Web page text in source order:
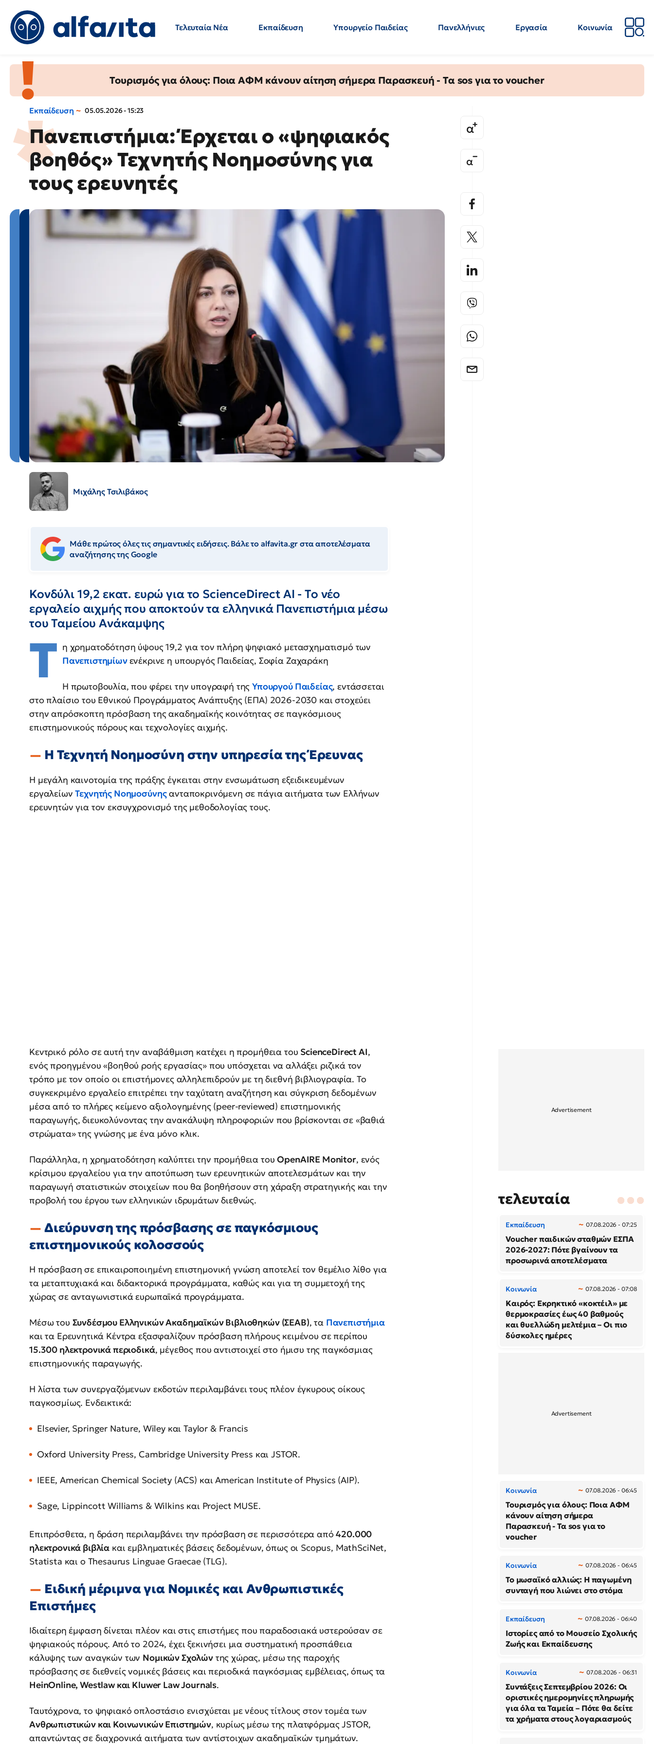
Τελευταία Νέα Εκπαίδευση Υπουργείο Παιδείας Πανελλήνιες Εργασία
Κοινωνία
Τουρισμός για όλους: Ποια ΑΦΜ κάνουν αίτηση σήμερα Παρασκευή - Τα sos για το voucher
Εκπαίδευση 05.05.2026 - 15:23
Πανεπιστήμια: Έρχεται ο «ψηφιακός
βοηθός» Τεχνητής Νοημοσύνης για
τους ερευνητές
Μιχάλης Τσιλιβάκος
Μάθε πρώτος όλες τις σημαντικές ειδήσεις. Βάλε το alfavita.gr στα αποτελέσματα
αναζήτησης της Google
Κονδύλι 19,2 εκατ. ευρώ για το ScienceDirect AI - Το νέο
εργαλείο αιχμής που αποκτούν τα ελληνικά Πανεπιστήμια μέσω
του Ταμείου Ανάκαμψης
Τ η χρηματοδότηση ύψους 19,2 για τον πλήρη ψηφιακό μετασχηματισμό των
Πανεπιστημίωνενέκρινε η υπουργός Παιδείας, Σοφία Ζαχαράκη
Η πρωτοβουλία, που φέρει την υπογραφή τηςΥπουργού Παιδείας, εντάσσεται
στο πλαίσιο του Εθνικού Προγράμματος Ανάπτυξης (ΕΠΑ) 2026-2030 και στοχεύει
στην απρόσκοπτη πρόσβαση της ακαδημαϊκής κοινότητας σε παγκόσμιους
επιστημονικούς πόρους και τεχνολογίες αιχμής.
Η Τεχνητή Νοημοσύνη στην υπηρεσία της Έρευνας
Η μεγάλη καινοτομία της πράξης έγκειται στην ενσωμάτωση εξειδικευμένων
εργαλείωνΤεχνητής Νοημοσύνηςανταποκρινόμενη σε πάγια αιτήματα των Ελλήνων
ερευνητών για τον εκσυγχρονισμό της μεθοδολογίας τους.
Κεντρικό ρόλο σε αυτή την αναβάθμιση κατέχει η προμήθεια του ScienceDirect AI,
ενός προηγμένου «βοηθού ροής εργασίας» που υπόσχεται να αλλάξει ριζικά τον
τρόπο με τον οποίο οι επιστήμονες αλληλεπιδρούν με τη διεθνή βιβλιογραφία. Το
συγκεκριμένο εργαλείο επιτρέπει την ταχύτατη αναζήτηση και σύγκριση δεδομένων
μέσα από το πλήρες κείμενο αξιολογημένης (peer-reviewed) επιστημονικής
παραγωγής, διευκολύνοντας την ανακάλυψη πληροφοριών που βρίσκονται σε «βαθιά
στρώματα» της γνώσης με ένα μόνο κλικ.
Παράλληλα, η χρηματοδότηση καλύπτει την προμήθεια τουOpenAIRE Monitor, ενός
κρίσιμου εργαλείου για την αποτύπωση των ερευνητικών αποτελεσμάτων και την
παραγωγή στατιστικών στοιχείων που θα βοηθήσουν στη χάραξη στρατηγικής και την
προβολή του έργου των ελληνικών ιδρυμάτων διεθνώς.
Διεύρυνση της πρόσβασης σε παγκόσμιους
επιστημονικούς κολοσσούς
Η πρόσβαση σε επικαιροποιημένη επιστημονική γνώση αποτελεί τον θεμέλιο λίθο για
τα μεταπτυχιακά και διδακτορικά προγράμματα, καθώς και για τη συμμετοχή της
χώρας σε ανταγωνιστικά ευρωπαϊκά προγράμματα.
Μέσω του Συνδέσμου Ελληνικών Ακαδημαϊκών Βιβλιοθηκών (ΣΕΑΒ), τα Πανεπιστήμια
και τα Ερευνητικά Κέντρα εξασφαλίζουν πρόσβαση πλήρους κειμένου σε περίπου
15.300 ηλεκτρονικά περιοδικά, μέγεθος που αντιστοιχεί στο ήμισυ της παγκόσμιας
επιστημονικής παραγωγής.
Η λίστα των συνεργαζόμενων εκδοτών περιλαμβάνει τους πλέον έγκυρους οίκους
παγκοσμίως. Ενδεικτικά:
Elsevier, Springer Nature, Wiley και Taylor & Francis
Oxford University Press, Cambridge University Press και JSTOR.
IEEE, American Chemical Society (ACS) και American Institute of Physics (AIP).
Sage, Lippincott Williams & Wilkins και Project MUSE.
Επιπρόσθετα, η δράση περιλαμβάνει την πρόσβαση σε περισσότερα από420.000
ηλεκτρονικά βιβλία και εμβληματικές βάσεις δεδομένων, όπως οι Scopus, MathSciNet,
Statista και ο Thesaurus Linguae Graecae (TLG).
Ειδική μέριμνα για Νομικές και Ανθρωπιστικές
Επιστήμες
Ιδιαίτερη έμφαση δίνεται πλέον και στις επιστήμες που παραδοσιακά υστερούσαν σε
ψηφιακούς πόρους. Από το 2024, έχει ξεκινήσει μια συστηματική προσπάθεια
κάλυψης των αναγκών των Νομικών Σχολώντης χώρας, μέσω της παροχής
πρόσβασης σε διεθνείς νομικές βάσεις και περιοδικά παγκόσμιας εμβέλειας, όπως τα
HeinOnline, Westlaw και Kluwer Law Journals.
Ταυτόχρονα, το ψηφιακό οπλοστάσιο ενισχύεται με νέους τίτλους στον τομέα των
Ανθρωπιστικών και Κοινωνικών Επιστημών, κυρίως μέσω της πλατφόρμας JSTOR,
απαντώντας σε διαχρονικά αιτήματα των αντίστοιχων ακαδημαϊκών τμημάτων.
τελευταία
Εκπαίδευση 07.08.2026 - 07:25
Voucher παιδικών σταθμών ΕΣΠΑ
2026-2027: Πότε βγαίνουν τα
προσωρινά αποτελέσματα
Κοινωνία 07.08.2026 - 07:08
Καιρός: Εκρηκτικό «κοκτέιλ» με
θερμοκρασίες έως 40 βαθμούς
και θυελλώδη μελτέμια – Οι πιο
δύσκολες ημέρες
Κοινωνία 07.08.2026 - 06:45
Τουρισμός για όλους: Ποια ΑΦΜ
κάνουν αίτηση σήμερα
Παρασκευή - Τα sos για το
voucher
Κοινωνία 07.08.2026 - 06:45
Το μωσαϊκό αλλιώς: Η παγωμένη
συνταγή που λιώνει στο στόμα
Εκπαίδευση 07.08.2026 - 06:40
Ιστορίες από το Μουσείο Σχολικής
Ζωής και Εκπαίδευσης
Κοινωνία 07.08.2026 - 06:31
Συντάξεις Σεπτεμβρίου 2026: Οι
οριστικές ημερομηνίες πληρωμής
για όλα τα Ταμεία – Πότε θα δείτε
τα χρήματα στους λογαριασμούς